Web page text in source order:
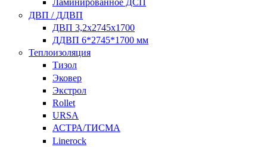
Ламинированное ДСП
ДВП / ДДВП
ДВП 3,2х2745х1700
ДДВП 6*2745*1700 мм
Теплоизоляция
Тизол
Эковер
Экстрол
Rollet
URSA
АСТРА/ТИСМА
Linerock